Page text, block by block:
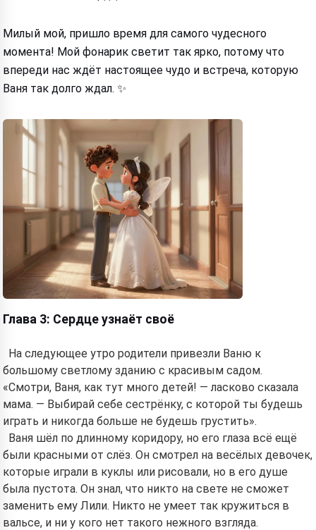
Милый мой, пришло время для самого чудесного
момента! Мой фонарик светит так ярко, потому что
впереди нас ждёт настоящее чудо и встреча, которую
Ваня так долго ждал. ✨
Глава 3: Сердце узнаёт своё
На следующее утро родители привезли Ваню к
большому светлому зданию с красивым садом.
«Смотри, Ваня, как тут много детей! — ласково сказала
мама. — Выбирай себе сестрёнку, с которой ты будешь
играть и никогда больше не будешь грустить».
Ваня шёл по длинному коридору, но его глаза всё ещё
были красными от слёз. Он смотрел на весёлых девочек,
которые играли в куклы или рисовали, но в его душе
была пустота. Он знал, что никто на свете не сможет
заменить ему Лили. Никто не умеет так кружиться в
вальсе, и ни у кого нет такого нежного взгляда.